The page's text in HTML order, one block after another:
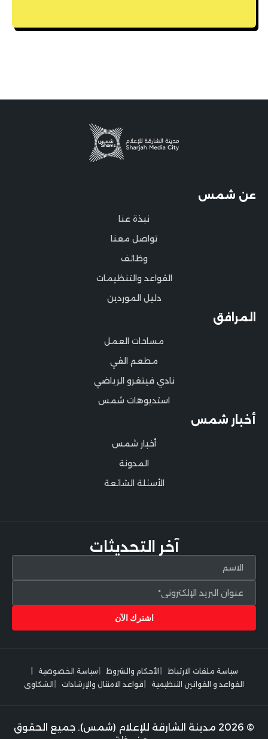
عن شمس
نبذة عنا
تواصل معنا
وظائف
القواعد والتنظيمات
دليل الموردين
المرافق
مساحات العمل
مطعم الفي
نادي فيتغرو الرياضي
استديوهات شمس
أخبار شمس
أخبار شمس
المدونة
الأسئلة الشائعة
آخر التحديثات
سياسة ملفات الارتباط الأحكام والشروط
سياسة الخصوصية
القواعد و القوانين التنظيمية
قواعد الامتثال والإرشادات الشكاوى
© 2026 مدينة الشارقة للإعلام (شمس). جميع الحقوق